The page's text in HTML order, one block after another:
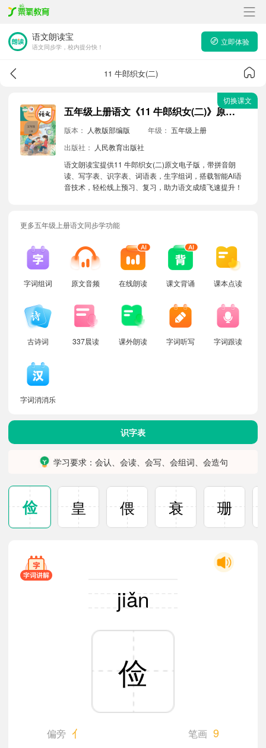
语文朗读宝
语文同步学，校内提分快！
立即体验
11 牛郎织女(二)
五年级上册语文《11 牛郎织女(二)》原文电子版带拼音朗读音频
版本： 人教版部编版 年级： 五年级上册
出版社：
人民教育出版社
语文朗读宝提供11 牛郎织女(二)原文电子版，带拼音朗
读、写字表、识字表、词语表，生字组词，搭载智能AI语
音技术，轻松线上预习、复习，助力语文成绩飞速提升！
切换课文
更多五年级上册语文同步学功能
字词组词 原文音频 在线朗读 课文背诵 课本点读
古诗词 337晨读 课外朗读 字词听写 字词跟读
字词消消乐
识字表
学习要求：会认、会读、会写、会组词、会造句
俭 皇 偎 衰 珊
jiǎn
俭
偏旁 亻 笔画 9